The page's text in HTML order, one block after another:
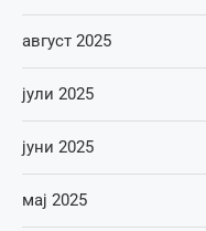
август 2025
јули 2025
јуни 2025
мај 2025